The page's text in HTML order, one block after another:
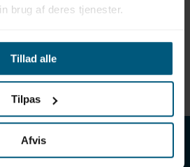
brug af deres tjenester.
Tillad alle
Tilpas
Afvis
FINA
x (H: 1,1m) (D øverst: 0,2 m) (D
til vand